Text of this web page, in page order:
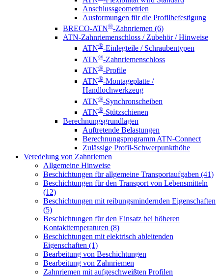
Anschlussgeometrien
Ausformungen für die Profilbefestigung
BRECO-ATN®-Zahnriemen (6)
ATN-Zahnriemenschloss / Zubehör / Hinweise
ATN®-Einlegteile / Schraubentypen
ATN®-Zahnriemenschloss
ATN®-Profile
ATN®-Montageplatte /
Handlochwerkzeug
ATN®-Synchronscheiben
ATN®-Stützschienen
Berechnungsgrundlagen
Auftretende Belastungen
Berechnungsprogramm ATN-Connect
Zulässige Profil-Schwerpunkthöhe
Veredelung von Zahnriemen
Allgemeine Hinweise
Beschichtungen für allgemeine Transportaufgaben (41)
Beschichtungen für den Transport von Lebensmitteln
(12)
Beschichtungen mit reibungsmindernden Eigenschaften
(5)
Beschichtungen für den Einsatz bei höheren
Kontakttemperaturen (8)
Beschichtungen mit elektrisch ableitenden
Eigenschaften (1)
Bearbeitung von Beschichtungen
Bearbeitung von Zahnriemen
Zahnriemen mit aufgeschweißten Profilen